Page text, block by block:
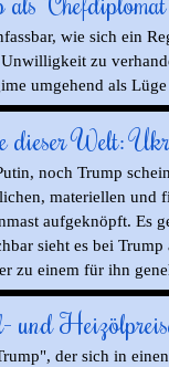
wie sich ein
zu
umgehend als
dieser Welt:
noch Trump
materiellen und
aufgeknöpft. Es
sieht es bei
zu einem für ihn
und
der sich in